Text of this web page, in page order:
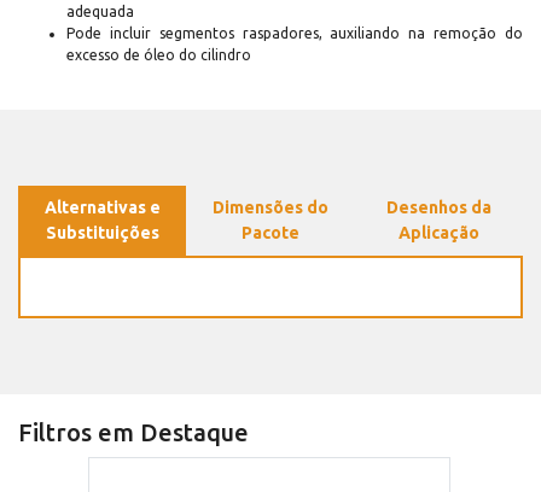
adequada
Pode incluir segmentos raspadores, auxiliando na remoção do
excesso de óleo do cilindro
Alternativas e
Substituições
Dimensões do
Pacote
Desenhos da
Aplicação
Filtros em Destaque